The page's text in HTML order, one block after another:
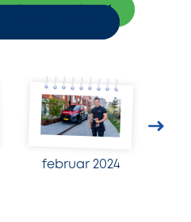
tilbud
februar 2024